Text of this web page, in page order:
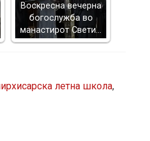
Воскресна вечерна
богослужба во
манастирот Свети…
летна школа,